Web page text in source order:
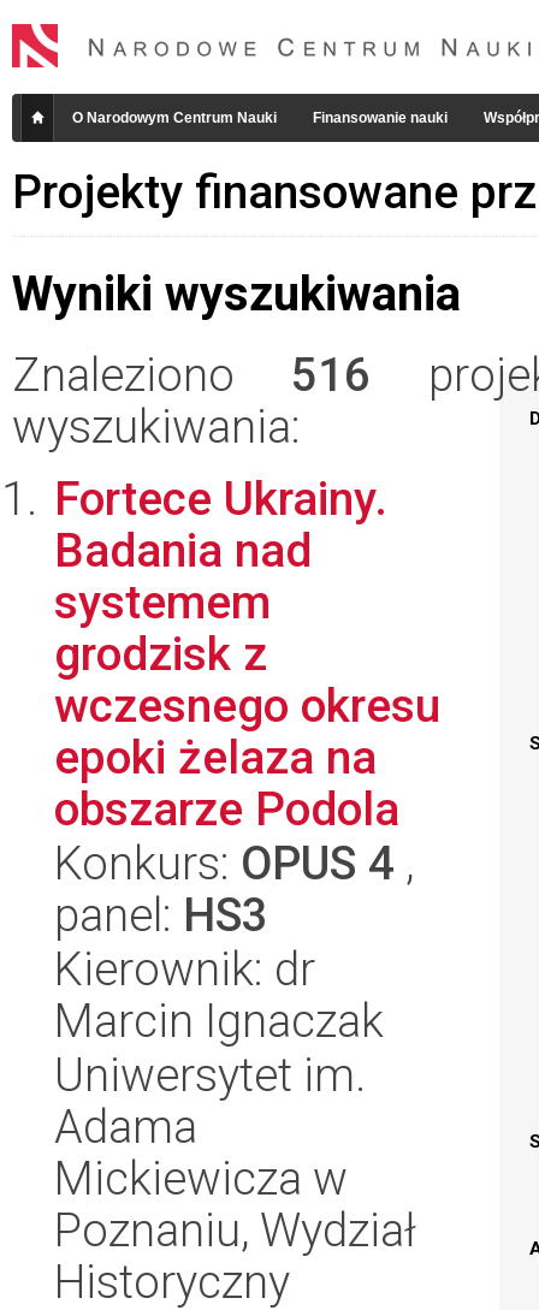
O Narodowym Centrum Nauki Finansowanie nauki
Projekty finansowane
Wyniki wyszukiwania
Znaleziono 516
wyszukiwania:
Fortece Ukrainy.
Badania nad
systemem
grodzisk z
wczesnego okresu
epoki żelaza na
obszarze Podola
Konkurs: OPUS 4 ,
panel: HS3
Kierownik: dr
Marcin Ignaczak
Uniwersytet im.
Adama
Mickiewicza w
Poznaniu, Wydział
Historyczny